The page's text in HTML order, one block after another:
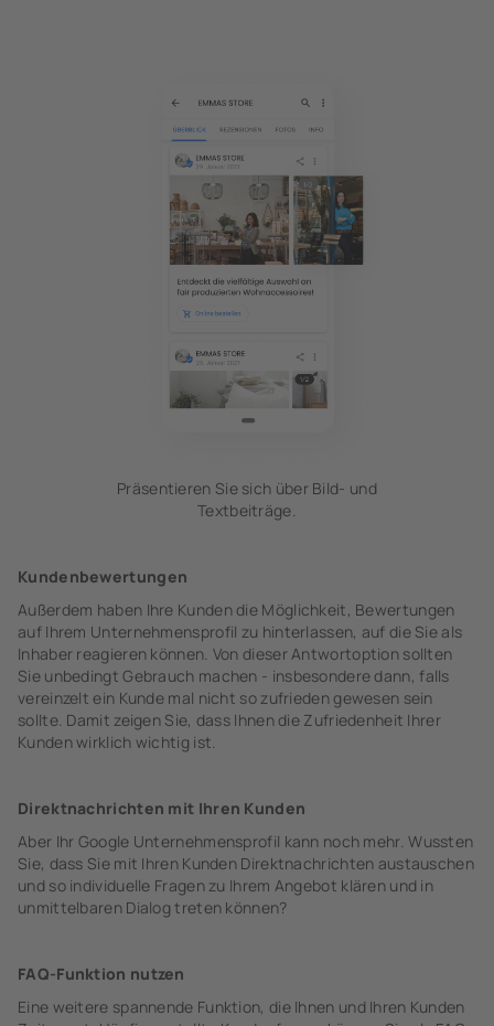
Präsentieren Sie sich über Bild- und
Textbeiträge.
Kundenbewertungen
Außerdem haben Ihre Kunden die Möglichkeit, Bewertungen
auf Ihrem Unternehmensprofil zu hinterlassen, auf die Sie als
Inhaber reagieren können. Von dieser Antwortoption sollten
Sie unbedingt Gebrauch machen - insbesondere dann, falls
vereinzelt ein Kunde mal nicht so zufrieden gewesen sein
sollte. Damit zeigen Sie, dass Ihnen die Zufriedenheit Ihrer
Kunden wirklich wichtig ist.
Direktnachrichten mit Ihren Kunden
Aber Ihr Google Unternehmensprofil kann noch mehr. Wussten
Sie, dass Sie mit Ihren Kunden Direktnachrichten austauschen
und so individuelle Fragen zu Ihrem Angebot klären und in
unmittelbaren Dialog treten können?
FAQ-Funktion nutzen
Eine weitere spannende Funktion, die Ihnen und Ihren Kunden